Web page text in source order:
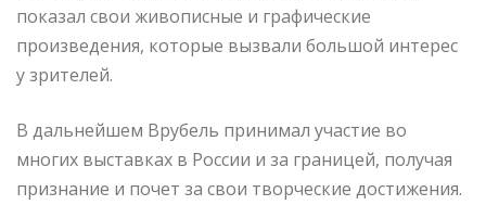
показал свои живописные и графические
произведения, которые вызвали большой интерес
у зрителей.
В дальнейшем Врубель принимал участие во
многих выставках в России и за границей, получая
признание и почет за свои творческие достижения.